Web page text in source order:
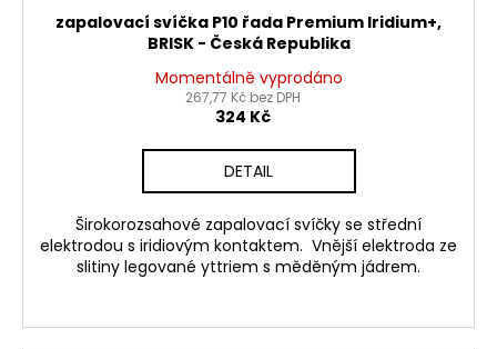
zapalovací svíčka P10 řada Premium Iridium+,
BRISK - Česká Republika
Momentálně vyprodáno
267,77 Kč bez DPH
324 Kč
DETAIL
Širokorozsahové zapalovací svíčky se střední
elektrodou s iridiovým kontaktem. Vnější elektroda ze
slitiny legované yttriem s měděným jádrem.